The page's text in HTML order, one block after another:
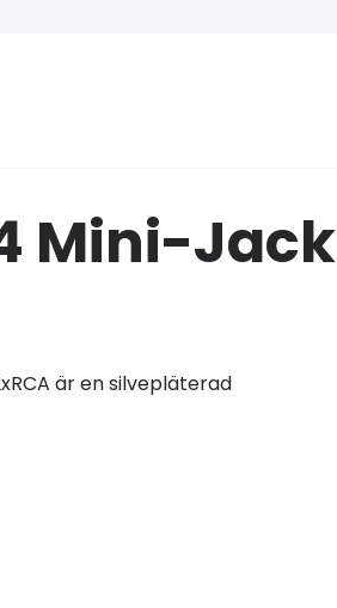
Mini-Jack
är en silvepläterad